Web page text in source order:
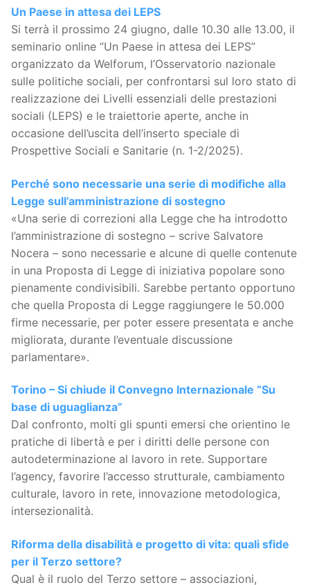
Un Paese in attesa dei LEPS
Si terrà il prossimo 24 giugno, dalle 10.30 alle 13.00, il
seminario online “Un Paese in attesa dei LEPS”
organizzato da Welforum, l’Osservatorio nazionale
sulle politiche sociali, per confrontarsi sul loro stato di
realizzazione dei Livelli essenziali delle prestazioni
sociali (LEPS) e le traiettorie aperte, anche in
occasione dell’uscita dell’inserto speciale di
Prospettive Sociali e Sanitarie (n. 1-2/2025).
Perché sono necessarie una serie di modifiche alla
Legge sull’amministrazione di sostegno
«Una serie di correzioni alla Legge che ha introdotto
l’amministrazione di sostegno – scrive Salvatore
Nocera – sono necessarie e alcune di quelle contenute
in una Proposta di Legge di iniziativa popolare sono
pienamente condivisibili. Sarebbe pertanto opportuno
che quella Proposta di Legge raggiungere le 50.000
firme necessarie, per poter essere presentata e anche
migliorata, durante l’eventuale discussione
parlamentare».
Torino – Si chiude il Convegno Internazionale “Su
base di uguaglianza”
Dal confronto, molti gli spunti emersi che orientino le
pratiche di libertà e per i diritti delle persone con
autodeterminazione al lavoro in rete. Supportare
l’agency, favorire l’accesso strutturale, cambiamento
culturale, lavoro in rete, innovazione metodologica,
intersezionalità.
Riforma della disabilità e progetto di vita: quali sfide
per il Terzo settore?
Qual è il ruolo del Terzo settore – associazioni,